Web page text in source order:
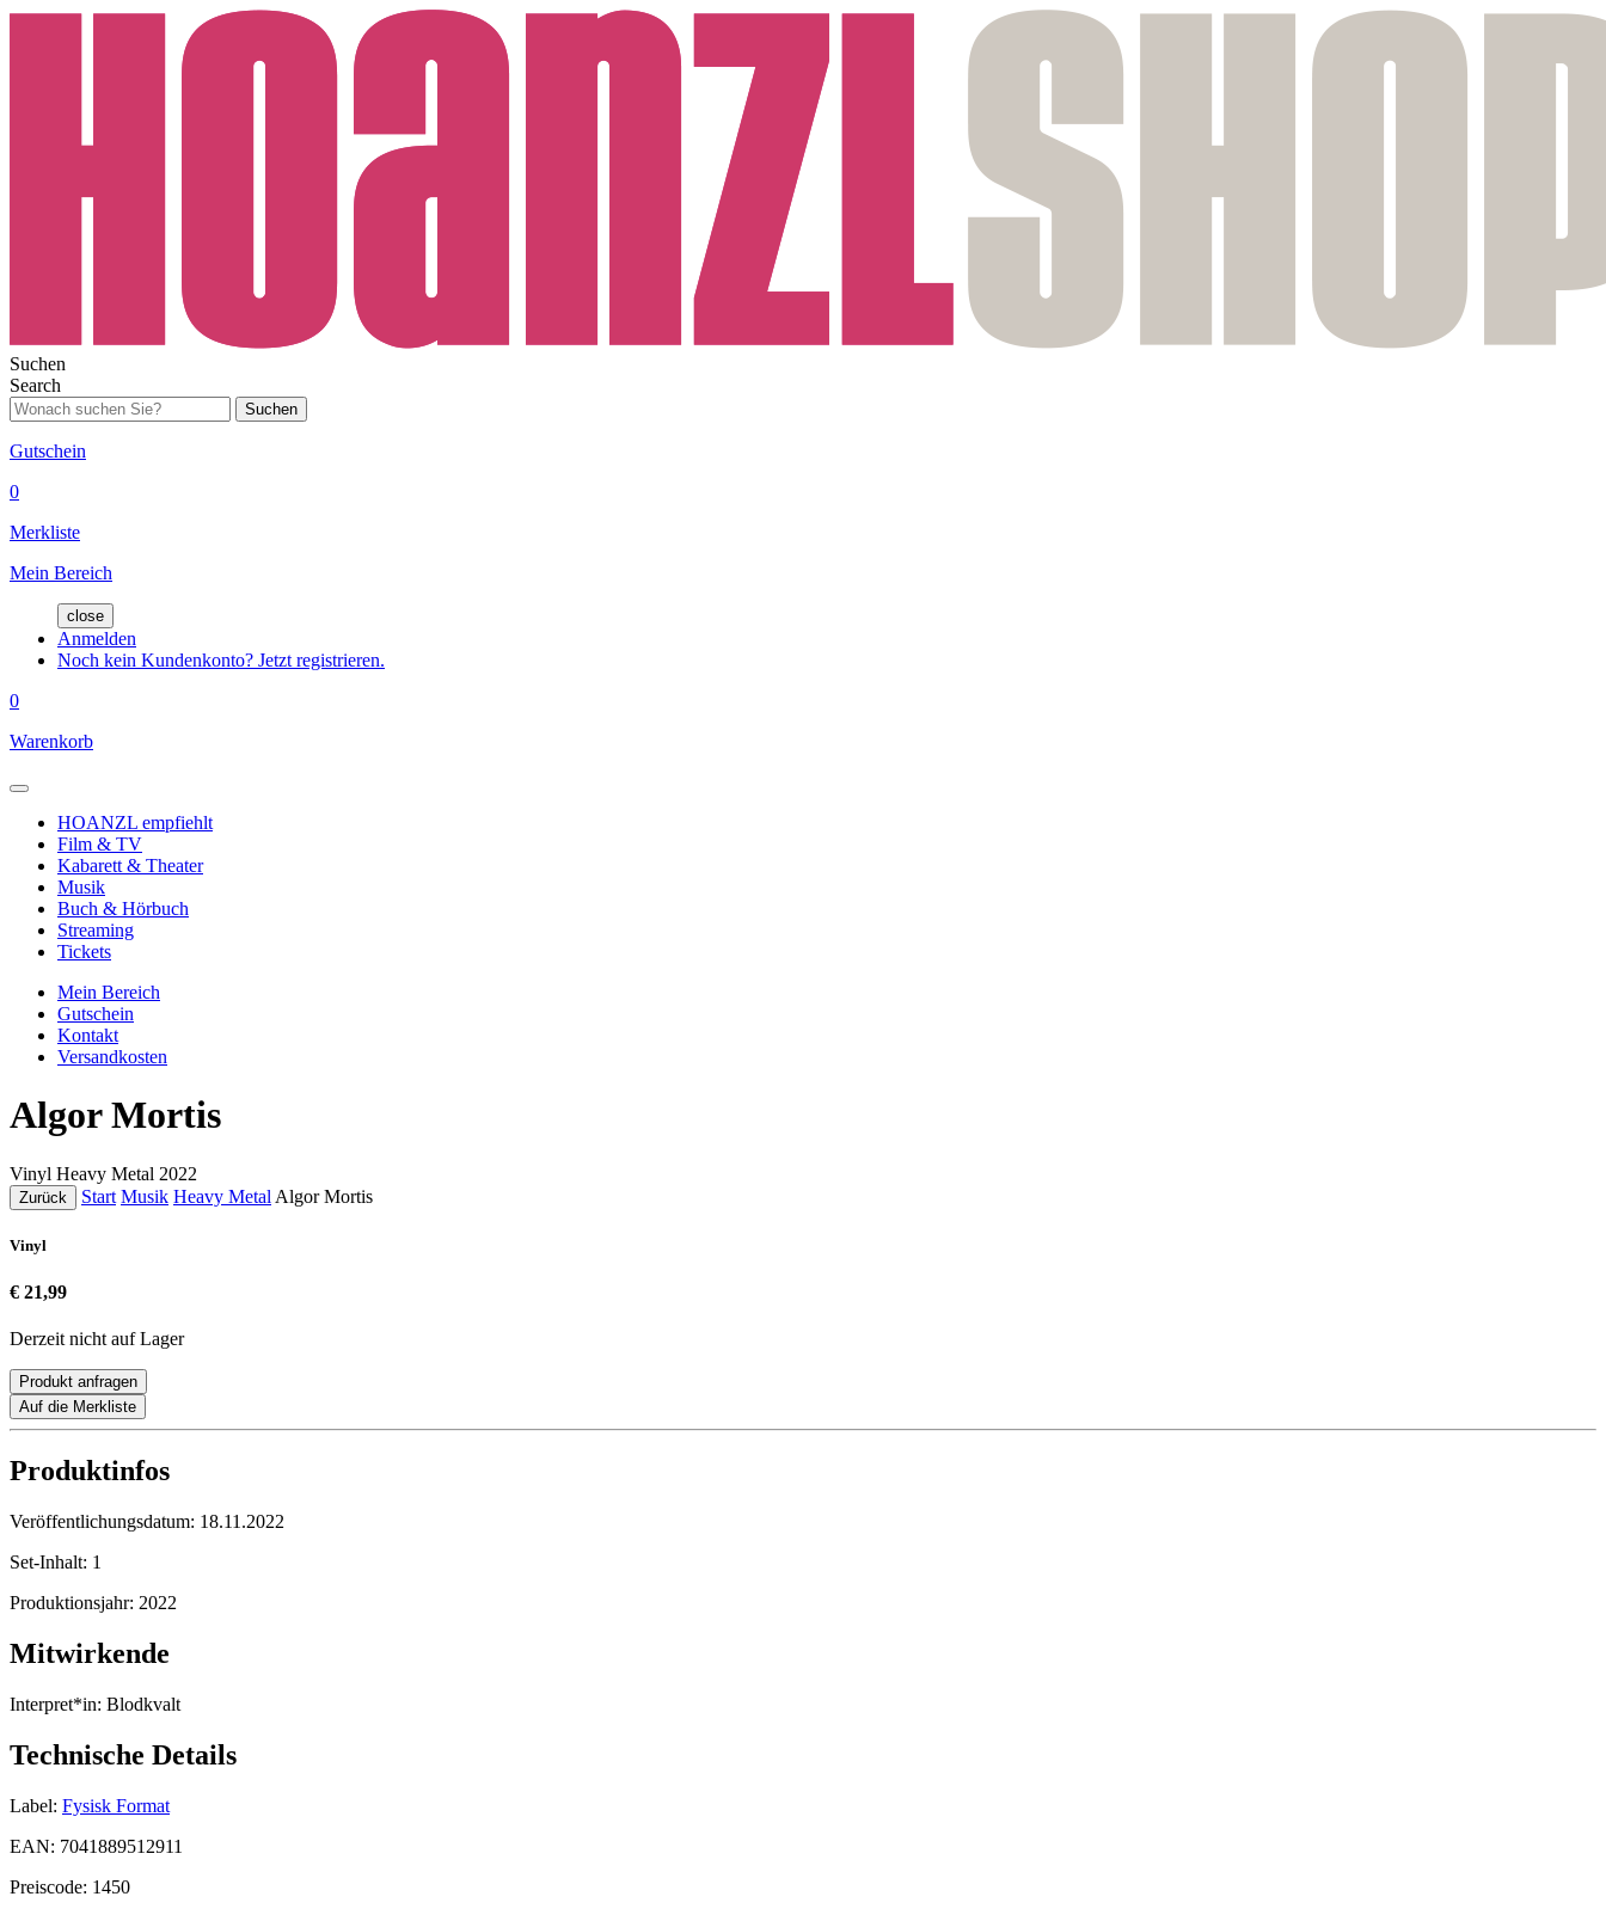
Suchen
Search
Suchen
Gutschein
0
Merkliste
Mein Bereich
close
Anmelden
Noch kein Kundenkonto? Jetzt registrieren.
0
Warenkorb
HOANZL empfiehlt
Film & TV
Kabarett & Theater
Musik
Buch & Hörbuch
Streaming
Tickets
Mein Bereich
Gutschein
Kontakt
Versandkosten
Algor Mortis
Vinyl Heavy Metal 2022
Zurück Start Musik Heavy Metal Algor Mortis
Vinyl
€ 21,99
Derzeit nicht auf Lager
Produkt anfragen
Auf die Merkliste
Produktinfos
Veröffentlichungsdatum: 18.11.2022
Set-Inhalt: 1
Produktionsjahr: 2022
Mitwirkende
Interpret*in: Blodkvalt
Technische Details
Label: Fysisk Format
EAN: 7041889512911
Preiscode: 1450